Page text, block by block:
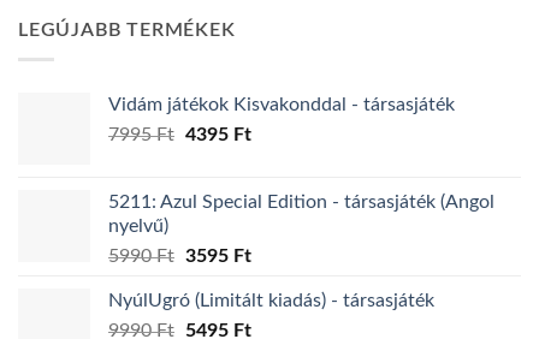
A
termékoldalon
választhatók
LEGÚJABB TERMÉKEK
Vidám játékok Kisvakonddal - társasjáték
7995Ft Original
7995 Ft.
4395 FtCurrent
4395 Ft.
5211: Azul Special Edition - társasjáték (Angol
nyelvű)
5990Ft Original
was:
5990 Ft.
3595 FtCurrent
is:
3595 Ft.
NyúlUgró (Limitált kiadás) - társasjáték
9990Ft
Original
5495 FtCurrent